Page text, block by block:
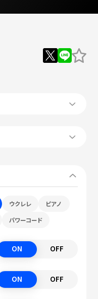
ウクレレ ピアノ
パワーコード
ON OFF
ON OFF